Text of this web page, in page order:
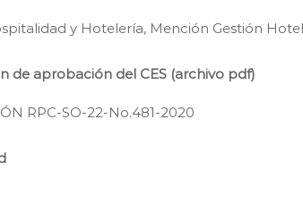
y Hotelería, Mención Gestión
de aprobación del CES (archivo pdf)
RPC-SO-22-No.481-2020